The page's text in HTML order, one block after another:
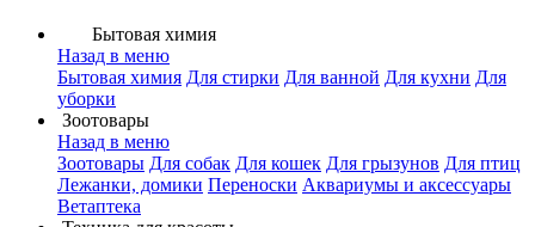
Бытовая химия
Назад в меню
Бытовая химия Для стирки Для ванной Для кухни Для
уборки
Зоотовары
Назад в меню
Зоотовары Для собак Для кошек Для грызунов Для птиц
Лежанки, домики Переноски Аквариумы и аксессуары
Ветаптека